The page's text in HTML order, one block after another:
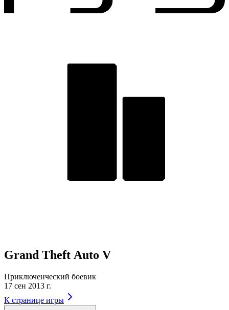
Grand Theft Auto V
Приключенческий боевик
17 сен 2013 г.
К странице игры